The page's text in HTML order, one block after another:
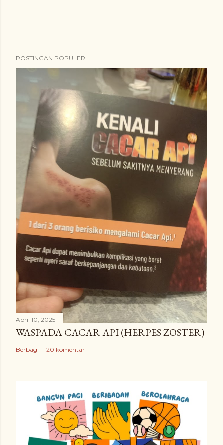
POSTINGAN POPULER
April 10, 2025
WASPADA CACAR API (HERPES ZOSTER)
Berbagi 20 komentar